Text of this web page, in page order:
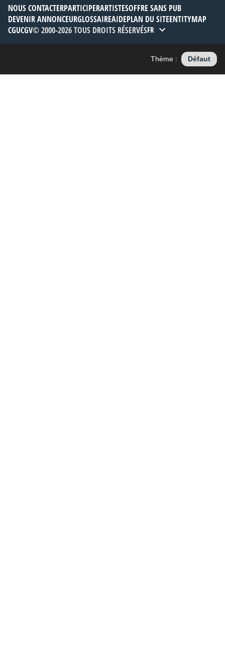
NOUS CONTACTERPARTICIPERARTISTESOFFRE SANS PUB
DEVENIR ANNONCEURGLOSSAIREAIDEPLAN DU SITEENTITYMAP
CGUCGV© 2000-2026 TOUS DROITS RÉSERVÉSFR
Thème : Défaut